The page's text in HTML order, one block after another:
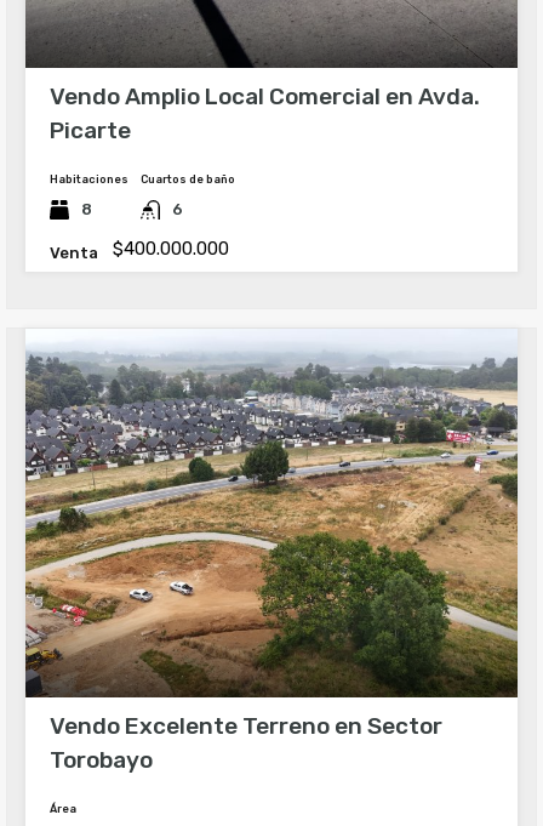
Vendo Amplio Local Comercial en Avda.
Picarte
Habitaciones
8
Cuartos de baño
6
Venta $400.000.000
Vendo Excelente Terreno en Sector
Torobayo
Área